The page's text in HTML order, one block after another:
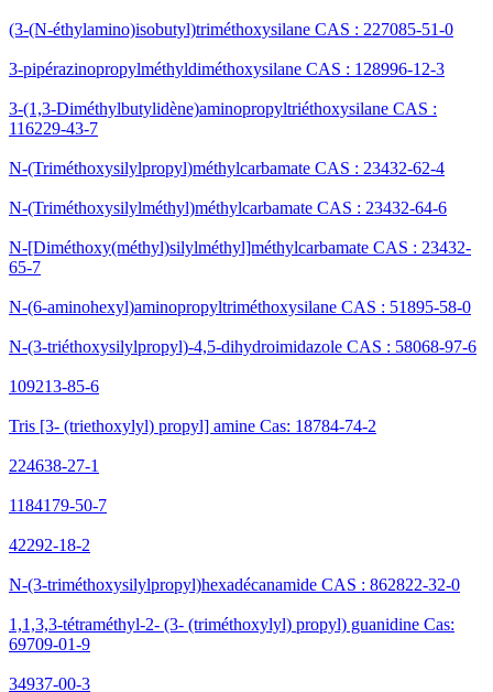
(3-(N-éthylamino)isobutyl)triméthoxysilane CAS : 227085-51-0
3-pipérazinopropylméthyldiméthoxysilane CAS : 128996-12-3
3-(1,3-Diméthylbutylidène)aminopropyltriéthoxysilane CAS :
116229-43-7
N-(Triméthoxysilylpropyl)méthylcarbamate CAS : 23432-62-4
N-(Triméthoxysilylméthyl)méthylcarbamate CAS : 23432-64-6
N-[Diméthoxy(méthyl)silylméthyl]méthylcarbamate CAS : 23432-
65-7
N-(6-aminohexyl)aminopropyltriméthoxysilane CAS : 51895-58-0
N-(3-triéthoxysilylpropyl)-4,5-dihydroimidazole CAS : 58068-97-6
109213-85-6
Tris [3- (triethoxylyl) propyl] amine Cas: 18784-74-2
224638-27-1
1184179-50-7
42292-18-2
N-(3-triméthoxysilylpropyl)hexadécanamide CAS : 862822-32-0
1,1,3,3-tétraméthyl-2- (3- (triméthoxylyl) propyl) guanidine Cas:
69709-01-9
34937-00-3